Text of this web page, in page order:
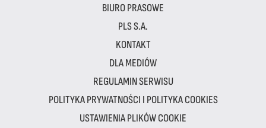
BIURO PRASOWE
PLS S.A.
KONTAKT
DLA MEDIÓW
REGULAMIN SERWISU
POLITYKA PRYWATNOŚCI I POLITYKA COOKIES
USTAWIENIA PLIKÓW COOKIE